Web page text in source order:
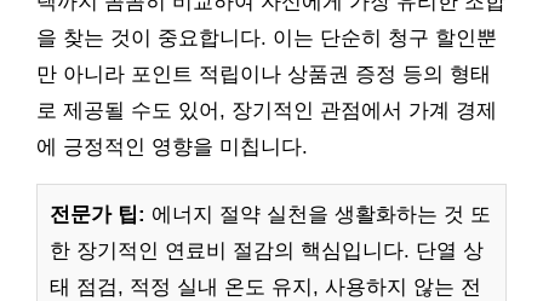
을 찾는 것이 중요합니다. 이는 단순히 청구 할인뿐
만 아니라 포인트 적립이나 상품권 증정 등의 형태
로 제공될 수도 있어, 장기적인 관점에서 가계 경제
에 긍정적인 영향을 미칩니다.
전문가 팁: 에너지 절약 실천을 생활화하는 것 또
한 장기적인 연료비 절감의 핵심입니다. 단열 상
태 점검, 적정 실내 온도 유지, 사용하지 않는 전